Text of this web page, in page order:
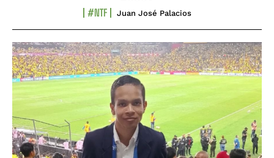
#NTF Juan José Palacios